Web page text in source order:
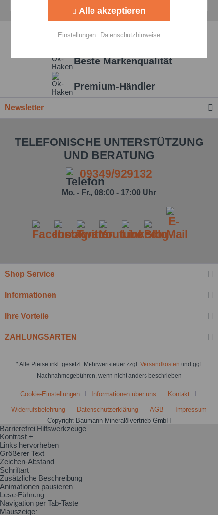
Schnelle Lieferzeiten
Beste Markenqualität
Premium-Händler
Newsletter
TELEFONISCHE UNTERSTÜTZUNG
UND BERATUNG
09349/929132
Mo. - Fr., 08:00 - 17:00 Uhr
Shop Service
Informationen
Ihre Vorteile
ZAHLUNGSARTEN
* Alle Preise inkl. gesetzl. Mehrwertsteuer zzgl. Versandkosten und ggf.
Nachnahmegebühren, wenn nicht anders beschrieben
Cookie-Einstellungen Informationen über uns Kontakt
Widerrufsbelehrung Datenschutzerklärung AGB
Impressum
Copyright Baumann Mineralölvertrieb GmbH
Personalisierung Aktiv
Einstellungen speichern
Alle akzeptieren
Einstellungen Datenschutzhinweise
Barrierefrei Hilfswerkzeuge
Kontrast +
Links hervorheben
Größerer Text
Zeichen-Abstand
Schriftart
Zusätzliche Beschreibung
Animationen pausieren
Lese-Führung
Navigation per Tab-Taste
Mauszeiger